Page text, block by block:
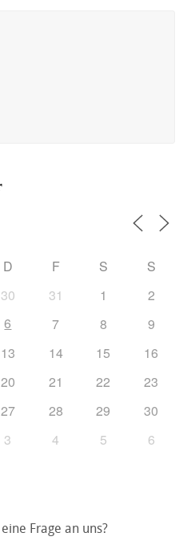
D F S
S
30 31 1
2
6 7 8
9
13 14 15
16
20 21 22
23
27 28 29
30
3 4 5 6
Frage an uns?